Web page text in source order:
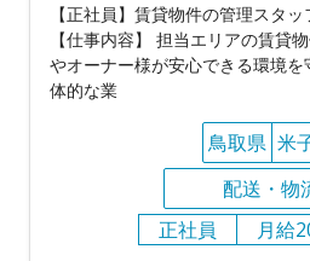
【正社員】賃貸物件の管理スタ
【仕事内容】 担当エリアの賃貸
やオーナー様が安心できる環境
体的な業
鳥取県 米
配送・物
正社員
月給